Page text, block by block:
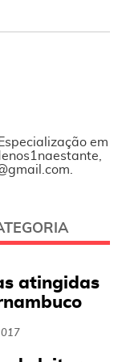
em
atingidas